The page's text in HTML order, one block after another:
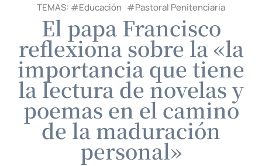
TEMAS: #Educación #Pastoral Penitenciaria
El papa Francisco
reflexiona sobre la «la
importancia que tiene
la lectura de novelas y
poemas en el camino
de la maduración
personal»